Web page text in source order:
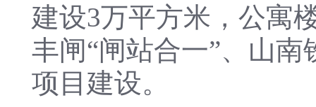
建设3万平方米，公寓
丰闸“闸站合一”、山
项目建设。